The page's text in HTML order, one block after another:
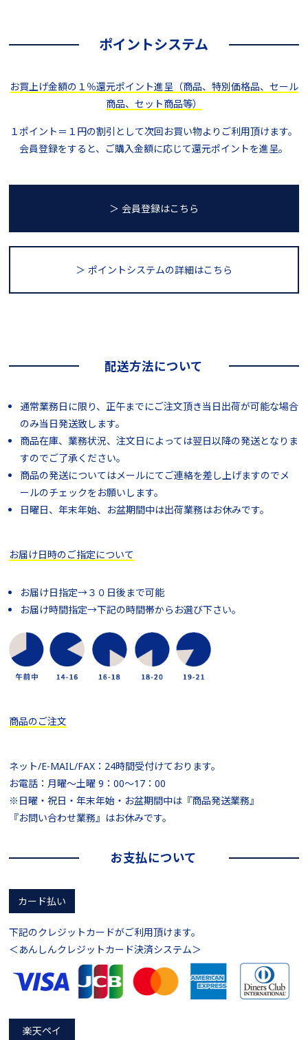
ポイントシステム
お買上げ金額の１％還元ポイント進呈（商品、特別価格品、セール
商品、セット商品等）
１ポイント＝１円の割引として次回お買い物よりご利用頂けます。
会員登録をすると、ご購入金額に応じて還元ポイントを進呈。
＞ 会員登録はこちら
＞ ポイントシステムの詳細はこちら
配送方法について
通常業務日に限り、正午までにご注文頂き当日出荷が可能な場合
のみ当日発送致します。
商品在庫、業務状況、注文日によっては翌日以降の発送となりま
すのでご了承ください。
商品の発送についてはメールにてご連絡を差し上げますのでメ
ールのチェックをお願いします。
日曜日、年末年始、お盆期間中は出荷業務はお休みです。
お届け日時のご指定について
お届け日指定→３０日後まで可能
お届け時間指定→下記の時間帯からお選び下さい。
商品のご注文
ネット/E-MAIL/FAX：24時間受付けております。
お電話：月曜～土曜 9：00～17：00
※日曜・祝日・年末年始・お盆期間中は『商品発送業務』
『お問い合わせ業務』はお休みです。
お支払について
カード払い
下記のクレジットカードがご利用頂けます。
＜あんしんクレジットカード決済システム＞
楽天ペイ